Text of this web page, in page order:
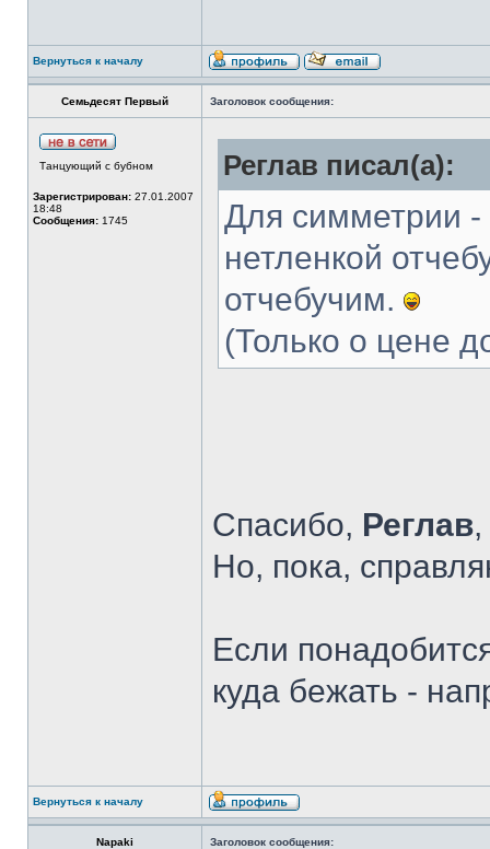
Вернуться к началу
Семьдесят Первый Заголовок сообщения:
Танцующий с бубном
Зарегистрирован: 27.01.2007
18:48
Сообщения: 1745
Реглав писал(а):
Для симметрии -
нетленкой
отчебучим.
(Только о цене
Спасибо, Реглав
Но, пока,
Если
куда бежать -
Вернуться к началу
Napaki Заголовок сообщения: